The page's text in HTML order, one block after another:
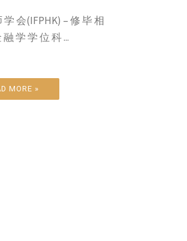
学 会(IFPHK) – 修 毕 相
学 学 位 科 ...
MORE »